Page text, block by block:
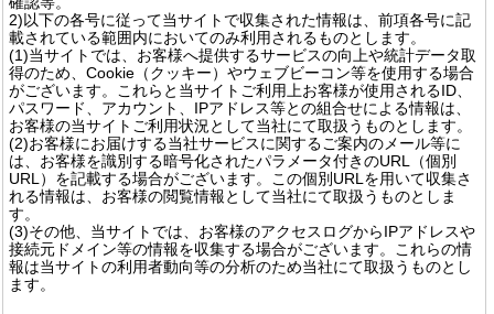
2)以下の各号に従って当サイトで収集された情報は、前項各号に記
載されている範囲内においてのみ利用されるものとします。
(1)当サイトでは、お客様へ提供するサービスの向上や統計データ取
得のため、Cookie（クッキー）やウェブビーコン等を使用する場合
がございます。これらと当サイトご利用上お客様が使用されるID、
パスワード、アカウント、IPアドレス等との組合せによる情報は、
お客様の当サイトご利用状況として当社にて取扱うものとします。
(2)お客様にお届けする当社サービスに関するご案内のメール等に
は、お客様を識別する暗号化されたパラメータ付きのURL（個別
URL）を記載する場合がございます。この個別URLを用いて収集さ
れる情報は、お客様の閲覧情報として当社にて取扱うものとしま
す。
(3)その他、当サイトでは、お客様のアクセスログからIPアドレスや
接続元ドメイン等の情報を収集する場合がございます。これらの情
報は当サイトの利用者動向等の分析のため当社にて取扱うものとし
ます。